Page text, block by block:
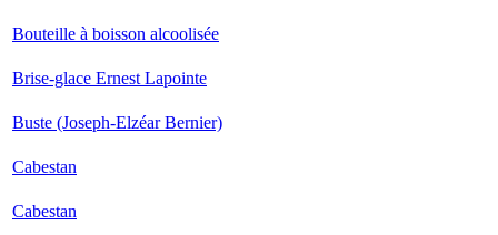
Bouteille à boisson alcoolisée
Brise-glace Ernest Lapointe
Buste (Joseph-Elzéar Bernier)
Cabestan
Cabestan